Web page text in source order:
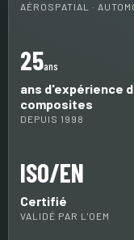
AÉROSPATIAL ·
25ans
ans d'expérience
composites
DEPUIS 1998
ISO/EN
Certifié
VALIDÉ PAR L'OEM